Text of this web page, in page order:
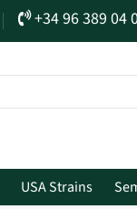
+34 96 389 04
USA Strains